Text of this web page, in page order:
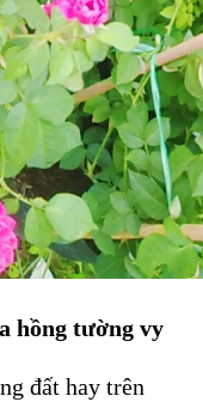
hồng tường vy
đất hay trên